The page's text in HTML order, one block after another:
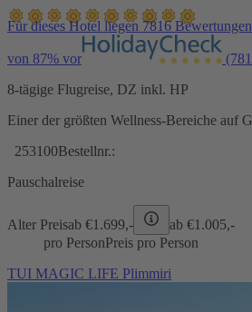
Für dieses Hotel liegen 7816
von 87% vor
8-tägige Flugreise, DZ inkl. HP
Einer der größten Wellness-Bereiche auf
253100Bestellnr.:
Pauschalreise
Alter Preisab €1.699,- ab €1.005,-
pro PersonPreis pro Person
TUI MAGIC LIFE Plimmiri